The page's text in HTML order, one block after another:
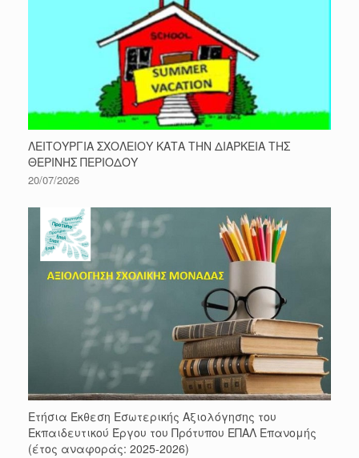
ΛΕΙΤΟΥΡΓΙΑ ΣΧΟΛΕΙΟΥ ΚΑΤΑ ΤΗΝ ΔΙΑΡΚΕΙΑ ΤΗΣ
ΘΕΡΙΝΗΣ ΠΕΡΙΟΔΟΥ
20/07/2026
Ετήσια Έκθεση Εσωτερικής Αξιολόγησης του
Εκπαιδευτικού Έργου του Πρότυπου ΕΠΑΛ Επανομής
(έτος αναφοράς: 2025-2026)